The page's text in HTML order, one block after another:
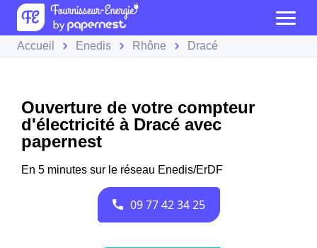
Accueil Enedis Rhône Dracé